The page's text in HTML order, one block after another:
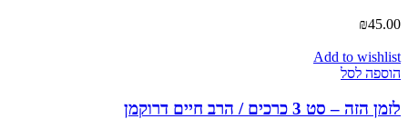
₪45.00
Add to wishlist
הוספה לסל
לזמן הזה – סט 3 כרכים / הרב חיים דרוקמן